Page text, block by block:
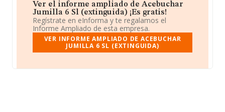
Ver el informe ampliado de Acebuchar
Jumilla 6 Sl (extinguida) ¡Es gratis!
Regístrate en eInforma y te regalamos el
Informe Ampliado de esta empresa.
VER INFORME AMPLIADO DE ACEBUCHAR
JUMILLA 6 SL (EXTINGUIDA)